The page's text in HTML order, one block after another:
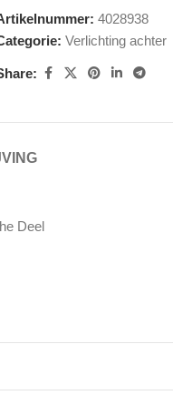
4028938
Verlichting achter
Deel